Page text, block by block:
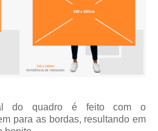
do quadro é feito com o
para as bordas, resultando em